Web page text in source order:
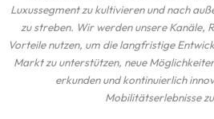
Luxussegment zu kultivieren und nach
zu streben. Wir werden unsere Kanäle,
Vorteile nutzen, um die langfristige
Markt zu unterstützen, neue
erkunden und kontinuierlich
Mobilitätserlebnisse